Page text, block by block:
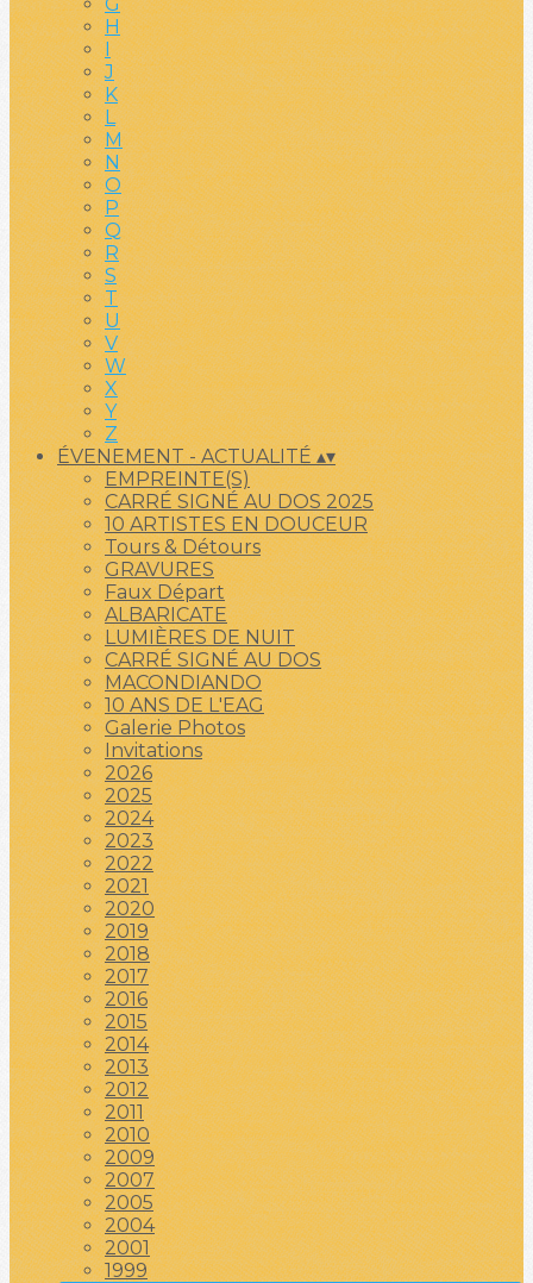
H
I
J
K
L
M
N
O
P
Q
R
S
T
U
V
W
X
Y
Z
ÉVENEMENT - ACTUALITÉ▴▾
EMPREINTE(S)
CARRÉ SIGNÉ AU DOS 2025
10 ARTISTES EN DOUCEUR
Tours & Détours
GRAVURES
Faux Départ
ALBARICATE
LUMIÈRES DE NUIT
CARRÉ SIGNÉ AU DOS
MACONDIANDO
10 ANS DE L'EAG
Galerie Photos
Invitations
2026
2025
2024
2023
2022
2021
2020
2019
2018
2017
2016
2015
2014
2013
2012
2011
2010
2009
2007
2005
2004
2001
1999